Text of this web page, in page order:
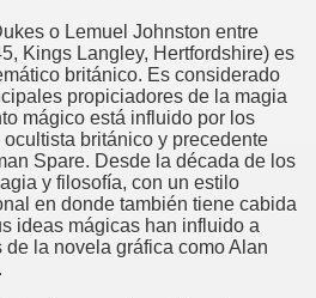
o Lemuel Johnston entre
Kings Langley, Hertfordshire) es
británico. Es considerado
propiciadores de la magia
mágico está influido por los
británico y precedente
Spare. Desde la década de los
y filosofía, con un estilo
en donde también tiene cabida
ideas mágicas han influido a
la novela gráfica como Alan